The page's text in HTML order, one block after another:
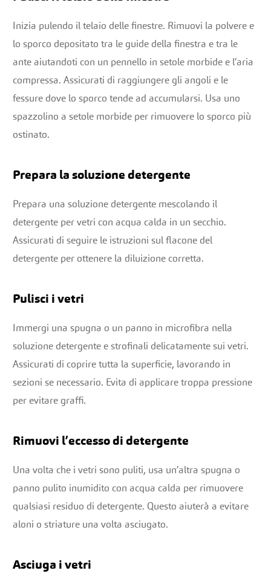
Inizia pulendo il telaio delle finestre. Rimuovi la polvere e
lo sporco depositato tra le guide della finestra e tra le
ante aiutandoti con un pennello in setole morbide e l’aria
compressa. Assicurati di raggiungere gli angoli e le
fessure dove lo sporco tende ad accumularsi. Usa uno
spazzolino a setole morbide per rimuovere lo sporco più
ostinato.
Prepara la soluzione detergente
Prepara una soluzione detergente mescolando il
detergente per vetri con acqua calda in un secchio.
Assicurati di seguire le istruzioni sul flacone del
detergente per ottenere la diluizione corretta.
Pulisci i vetri
Immergi una spugna o un panno in microfibra nella
soluzione detergente e strofinali delicatamente sui vetri.
Assicurati di coprire tutta la superficie, lavorando in
sezioni se necessario. Evita di applicare troppa pressione
per evitare graffi.
Rimuovi l’eccesso di detergente
Una volta che i vetri sono puliti, usa un’altra spugna o
panno pulito inumidito con acqua calda per rimuovere
qualsiasi residuo di detergente. Questo aiuterà a evitare
aloni o striature una volta asciugato.
Asciuga i vetri